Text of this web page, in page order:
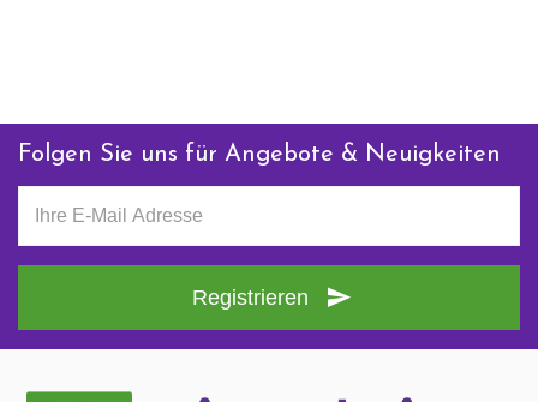
Folgen Sie uns für Angebote & Neuigkeiten
Registrieren